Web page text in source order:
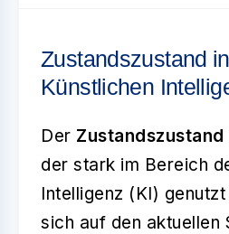
Zustandszustand
Künstlichen
Der Zustandszustand
der stark im Bereich
Intelligenz (KI)
sich auf den aktuellen